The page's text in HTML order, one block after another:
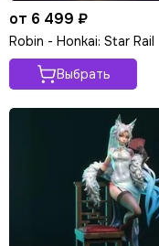
от 6 499 ₽
Robin - Honkai: Star Rail
Выбрать